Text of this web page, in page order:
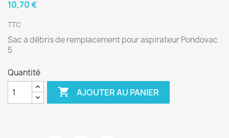
10,70 €
TTC
Sac a débris de remplacement pour aspirateur Pondovac
5
Quantité
 AJOUTER AU PANIER